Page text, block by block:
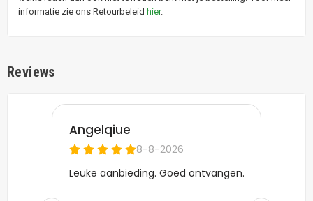
informatie zie ons Retourbeleid hier.
Reviews